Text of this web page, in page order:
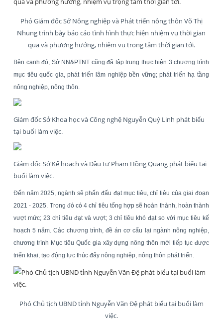
Phó Giám đốc Sở Nông nghiệp và Phát triển nông thôn Võ Thị
Nhung trình bày báo cáo tình hình thực hiện nhiệm vụ thời gian
qua và phương hướng, nhiệm vụ trọng tâm thời gian tới.
Bên cạnh đó, Sở NN&PTNT cũng đã tập trung thực hiện 3 chương trình
mục tiêu quốc gia, phát triển lâm nghiệp bền vững; phát triển hạ tầng
nông nghiệp, nông thôn.
Giám đốc Sở Khoa học và Công nghệ Nguyễn Quý Linh phát biểu
tại buổi làm việc.
Giám đốc Sở Kế hoạch và Đầu tư Phạm Hồng Quang phát biểu tại
buổi làm việc.
Đến năm 2025, ngành sẽ phấn đấu đạt mục tiêu, chỉ tiêu của giai đoạn
2021 - 2025. Trong đó có 4 chỉ tiêu tổng hợp sẽ hoàn thành, hoàn thành
vượt mức; 23 chỉ tiêu đạt và vượt; 3 chỉ tiêu khó đạt so với mục tiêu kế
hoạch 5 năm. Các chương trình, đề án cơ cấu lại ngành nông nghiệp,
chương trình Mục tiêu Quốc gia xây dựng nông thôn mới tiếp tục được
triển khai, tạo động lực thúc đẩy nông nghiệp, nông thôn phát triển.
Phó Chủ tịch UBND tỉnh Nguyễn Văn Đệ phát biểu tại buổi làm
việc.